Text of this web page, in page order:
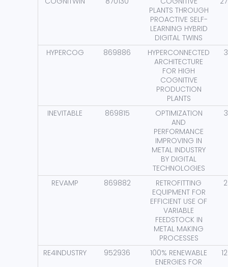
PLANTS THROUGH
PROACTIVE SELF-
LEARNING HYBRID
DIGITAL TWINS
HYPERCOG 869886
HYPERCONNECTED
ARCHITECTURE
FOR HIGH
COGNITIVE
PRODUCTION
PLANTS
INEVITABLE 869815
OPTIMIZATION
AND
PERFORMANCE
IMPROVING IN
METAL INDUSTRY
BY DIGITAL
TECHNOLOGIES
REVAMP 869882
RETROFITTING
EQUIPMENT FOR
EFFICIENT USE OF
VARIABLE
FEEDSTOCK IN
METAL MAKING
PROCESSES
RE4INDUSTRY 952936
100% RENEWABLE
ENERGIES FOR